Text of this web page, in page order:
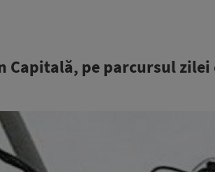
Capitală, pe parcursul zilei